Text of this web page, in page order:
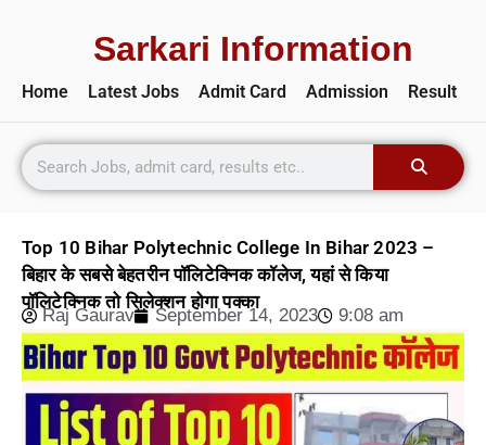
Sarkari Information
Home Latest Jobs Admit Card Admission Result
Top 10 Bihar Polytechnic College In Bihar 2023 –
बिहार के सबसे बेहतरीन पॉलिटेक्निक कॉलेज, यहां से किया
पॉलिटेक्निक तो सिलेक्शन होगा पक्का
Raj Gaurav September 14, 2023 9:08 am